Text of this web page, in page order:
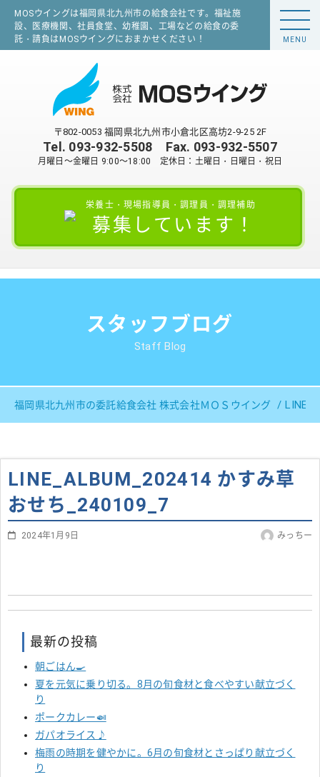
MOSウイングは福岡県北九州市の給食会社です。福祉施
設、医療機関、社員食堂、幼稚園、工場などの給食の委
託・請負はMOSウイングにおまかせください！
〒802-0053 福岡県北九州市小倉北区高坊2-9-25 2F
Tel. 093-932-5508 Fax. 093-932-5507
月曜日～金曜日 9:00～18:00 定休日：土曜日・日曜日・祝日
栄養士・現場指導員・調理員・調理補助
募集しています！
MENU
スタッフブログ
Staff Blog
福岡県北九州市の委託給食会社 株式会社ＭＯＳウイング
LINE_ALBUM_202414 かすみ草
おせち_240109_7
2024年1月9日 みっちー
最新の投稿
朝ごはん🍳
夏を元気に乗り切る。8月の旬食材と食べやすい献立づく
り
ポークカレー🍛
ガパオライス♪
梅雨の時期を健やかに。6月の旬食材とさっぱり献立づく
り